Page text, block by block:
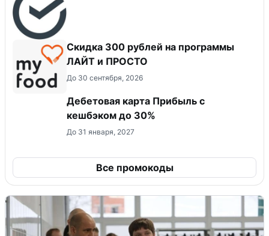
​Скидка 300 рублей на программы
ЛАЙТ и ПРОСТО
До 30 сентября, 2026
Дебетовая карта Прибыль с
кешбэком до 30%
До 31 января, 2027
Все промокоды